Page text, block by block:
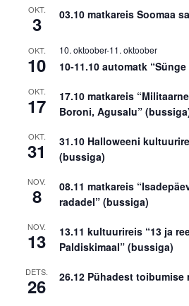
OKT.
3 03.10 matkareis Soomaa
OKT.
10
10. oktoober-11. oktoober
10-11.10 automatk “Sünge
OKT.
17
17.10 matkareis
Boroni, Agusalu”
OKT.
31
31.10 Halloweeni
(bussiga)
NOV.
8
08.11 matkareis
radadel” (bussiga)
NOV.
13
13.11 kultuurireis “13 ja
Paldiskimaal” (bussiga)
DETS.
26 26.12 Pühadest toibumise